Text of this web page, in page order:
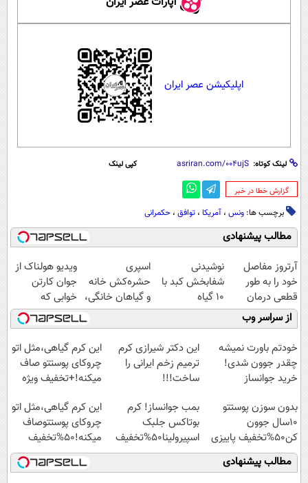
اپلیکیشن عصر ایران
لینک کوتاه: کپی لینک
‌گزارش خطا در خبر
برچسب ها: ونس ، آمریکا ، توافق ، حکمرانی
مطالب پیشنهادی
آرتروز مفاصل
خود را به طور
قطعی درمان
کنید!
◗پرسش‌نامه◖
نوشیدنی
شفابخش کبد با
10 گیاه
موثر(تخفیف تا
امشب)
اسپری
حشره‌کش خانه
و گیاهان خانگی،
نابودکننده انواع
حشرات خانگی و
آفات
ویدیو هولناک از
جوان کارتن
خوابی که
میلیاردر شد.
آموزش رایگان
از سراسر وب
خودتم باورت نمیشه
چقدر جوون شدی!
خرید جوانساز
ویژه
این دکتر شیرازی کرم
ترمیم زخم ایرانی را
ساخت!!!
این کرم گیاهی،مثل اتو
چروکای پوستتو صاف
میکنه!+تخفیف ویژه
بدون سوزن پوستتو
10سال جوون
کن50%تخفیف پاییزی
بمب جوانساز! کرم
بوتاکس جلبک
اسپیرولینا50%تخفیف
این کرم گیاهی،مثل اتو
چروکای پوستتوصاف
میکنه!50%تخفیف
مطالب پیشنهادی